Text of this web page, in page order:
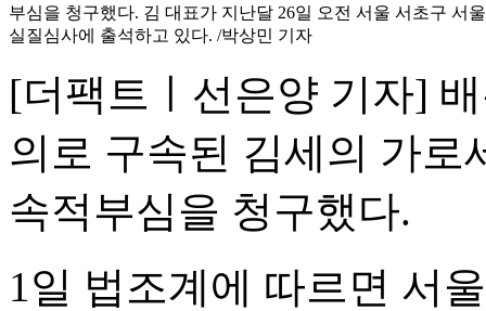
부심을 청구했다. 김 대표가 지난달 26일 오전 서울 서초구 서
실질심사에 출석하고 있다. /박상민 기자
[더팩트ㅣ선은양 기자]
의로 구속된 김세의 가로
속적부심을 청구했다.
1일 법조계에 따르면 서